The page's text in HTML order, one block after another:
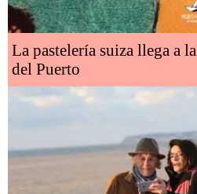
La pastelería suiza llega a
del Puerto